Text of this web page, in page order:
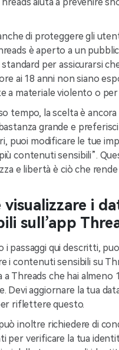
di proteggere gli
è aperto a un
per assicurarsi
ai 18 anni non siano
a materiale violento o per
tempo, la scelta è ancora
grande e
puoi modificare le tue
contenuti sensibili”.
e libertà è ciò che
visualizzare i
sull’app
i passaggi qui descritti,
i contenuti sensibili su
a Threads che hai almeno
Devi aggiornare la tua
riflettere questo.
inoltre richiedere di
per verificare la tua